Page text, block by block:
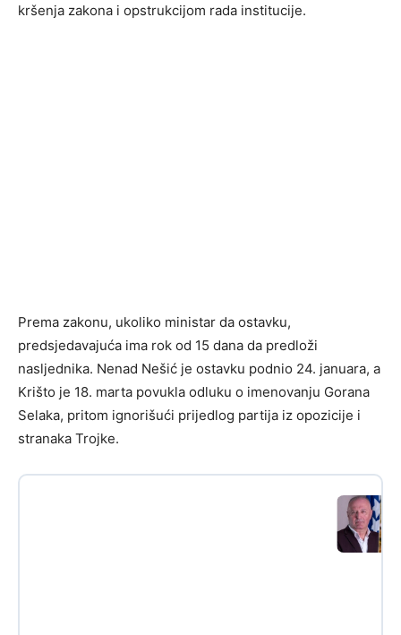
kršenja zakona i opstrukcijom rada institucije.
Prema zakonu, ukoliko ministar da ostavku,
predsjedavajuća ima rok od 15 dana da predloži
nasljednika. Nenad Nešić je ostavku podnio 24. januara, a
Krišto je 18. marta povukla odluku o imenovanju Gorana
Selaka, pritom ignorišući prijedlog partija iz opozicije i
stranaka Trojke.